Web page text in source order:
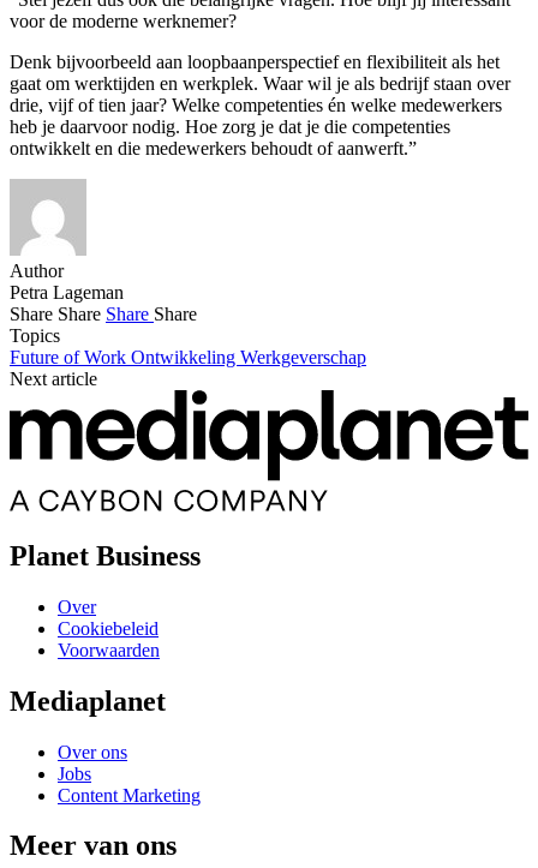
voor de moderne werknemer?
Denk bijvoorbeeld aan loopbaanperspectief en flexibiliteit als het
gaat om werktijden en werkplek. Waar wil je als bedrijf staan over
drie, vijf of tien jaar? Welke competenties én welke medewerkers
heb je daarvoor nodig. Hoe zorg je dat je die competenties
ontwikkelt en die medewerkers behoudt of aanwerft.”
Author
Petra Lageman
Share Share Share Share
Topics
Future of Work Ontwikkeling Werkgeverschap
Next article
Planet Business
Over
Cookiebeleid
Voorwaarden
Mediaplanet
Over ons
Jobs
Content Marketing
Meer van ons